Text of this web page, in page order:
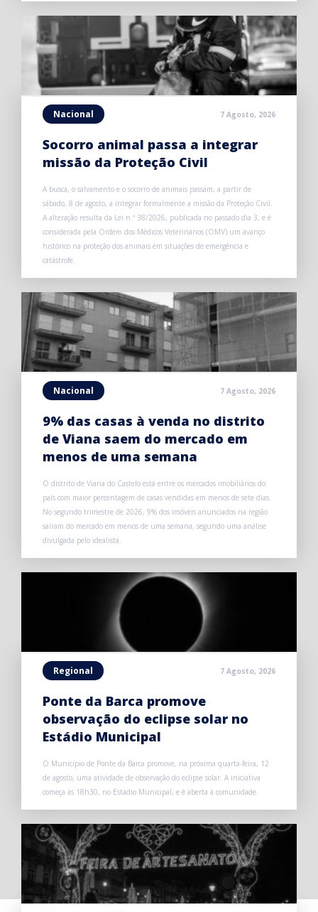
Nacional 7 Agosto, 2026
Socorro animal passa a integrar
missão da Proteção Civil
A busca, o salvamento e o socorro de animais passam, a partir de
sábado, 8 de agosto, a integrar formalmente a missão da Proteção Civil.
A alteração resulta da Lei n.º 38/2026, publicada no passado dia 3, e é
considerada pela Ordem dos Médicos Veterinários (OMV) um avanço
histórico na proteção dos animais em situações de emergência e
catástrofe.
Nacional 7 Agosto, 2026
9% das casas à venda no distrito
de Viana saem do mercado em
menos de uma semana
O distrito de Viana do Castelo está entre os mercados imobiliários do
país com maior percentagem de casas vendidas em menos de sete dias.
No segundo trimestre de 2026, 9% dos imóveis anunciados na região
saíram do mercado em menos de uma semana, segundo uma análise
divulgada pelo idealista.
Regional 7 Agosto, 2026
Ponte da Barca promove
observação do eclipse solar no
Estádio Municipal
O Município de Ponte da Barca promove, na próxima quarta-feira, 12
de agosto, uma atividade de observação do eclipse solar. A iniciativa
começa às 18h30, no Estádio Municipal, e é aberta à comunidade.